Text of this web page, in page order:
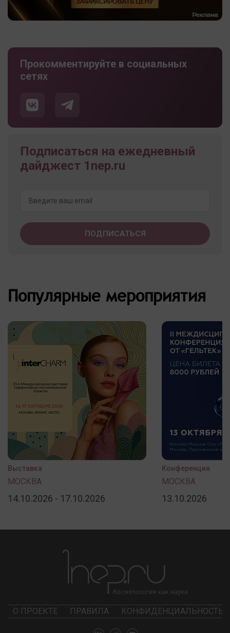
Прокомментируйте в социальных
сетях
Подписаться на ежедневный
дайджест 1nep.ru
Популярные мероприятия
Выставка
МОСКВА
14.10.2026 - 17.10.2026
Конференция
МОСКВА
13.10.2026
О ПРОЕКТЕ ПРАВИЛА КОНФИДЕНЦИАЛЬНОСТЬ